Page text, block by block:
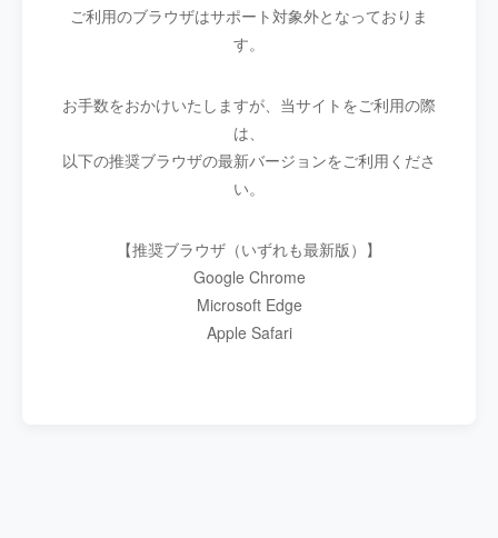
ご利用のブラウザはサポート対象外となっておりま
す。
お手数をおかけいたしますが、当サイトをご利用の際
は、
以下の推奨ブラウザの最新バージョンをご利用くださ
い。
【推奨ブラウザ（いずれも最新版）】
Google Chrome
Microsoft Edge
Apple Safari